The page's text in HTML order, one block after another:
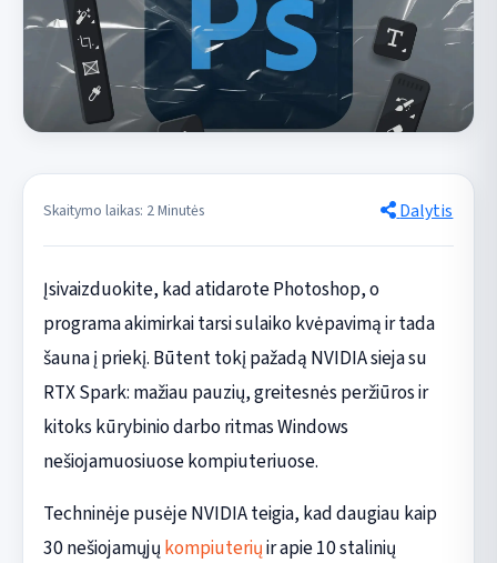
Skaitymo laikas: 2 Minutės Dalytis
Įsivaizduokite, kad atidarote Photoshop, o
programa akimirkai tarsi sulaiko kvėpavimą ir tada
šauna į priekį. Būtent tokį pažadą NVIDIA sieja su
RTX Spark: mažiau pauzių, greitesnės peržiūros ir
kitoks kūrybinio darbo ritmas Windows
nešiojamuosiuose kompiuteriuose.
Techninėje pusėje NVIDIA teigia, kad daugiau kaip
30 nešiojamųjų kompiuteriųir apie 10 stalinių